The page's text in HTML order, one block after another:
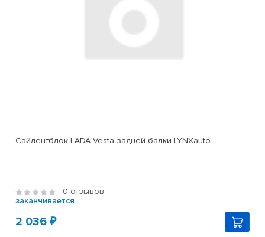
Сайлентблок LADA Vesta задней балки LYNXauto
0 отзывов
заканчивается
2 036 ₽